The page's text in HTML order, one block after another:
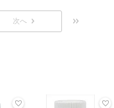
次へ